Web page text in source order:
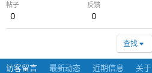
帖子
0
反馈
0
查找
访客留言 最新动态 近期信息 关于